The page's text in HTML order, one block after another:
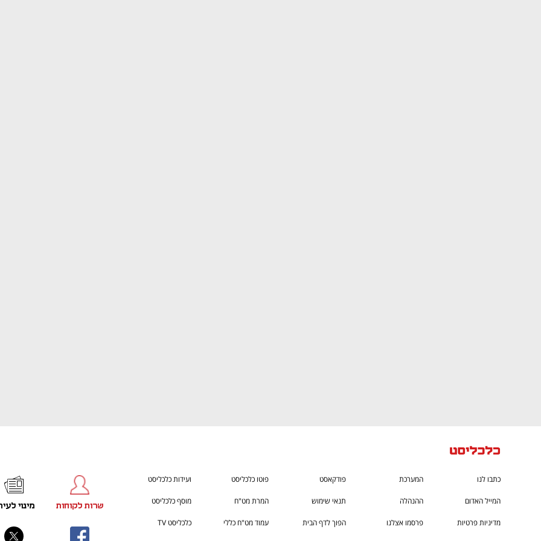
כתבו לנו המערכת פודקאסט פוטו כלכליסט ועידות כלכליסט
המייל האדום ההנהלה תנאי שימוש המרת מט"ח מוסף כלכליסט
מדיניות פרטיות פרסמו אצלנו הפוך לדף הבית עמוד מט"ח כללי כלכליסט TV
שרות לקוחות מינוי